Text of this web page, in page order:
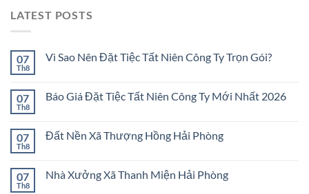
LATEST POSTS
07
Th8
Vì Sao Nên Đặt Tiệc Tất Niên Công Ty Trọn Gói?
07
Th8
Báo Giá Đặt Tiệc Tất Niên Công Ty Mới Nhất 2026
07
Th8
Đất Nền Xã Thượng Hồng Hải Phòng
07
Th8
Nhà Xưởng Xã Thanh Miện Hải Phòng